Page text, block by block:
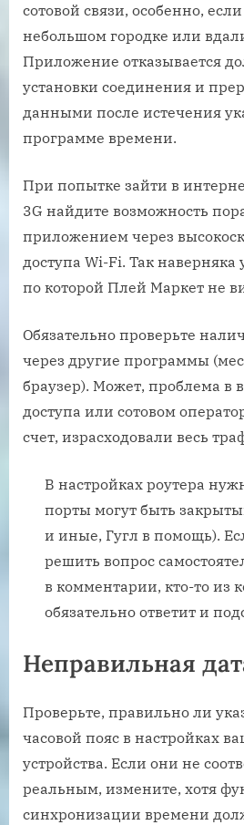
сотовой связи, особенно,
небольшом городке или
Приложение отказывается
установки соединения и
данными после истечения
программе времени.
При попытке зайти в
3G найдите возможность
приложением через
доступа Wi-Fi. Так наверняка
по которой Плей Маркет не
Обязательно проверьте
через другие программы
браузер). Может, проблема в
доступа или сотовом
счет, израсходовали весь
В настройках роутера
порты могут быть
и иные, Гугл в помощь).
решить вопрос
в комментарии, кто-то из
обязательно ответит и
Неправильная
Проверьте, правильно ли
часовой пояс в настройках
устройства. Если они не
реальным, измените, хотя
синхронизации времени